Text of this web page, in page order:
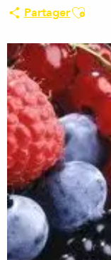
PartagerAjouter